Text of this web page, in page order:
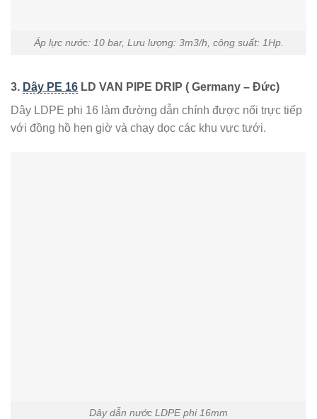
Áp lực nước: 10 bar, Lưu lượng: 3m3/h, công suất: 1Hp.
3. Dây PE 16 LD VAN PIPE DRIP ( Germany – Đức)
Dây LDPE phi 16 làm đường dẫn chính được nối trực tiếp
với đồng hồ hẹn giờ và chạy dọc các khu vực tưới.
Dây dẫn nước LDPE phi 16mm